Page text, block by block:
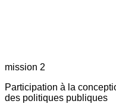
mission 2
Participation à la
des politiques publiques